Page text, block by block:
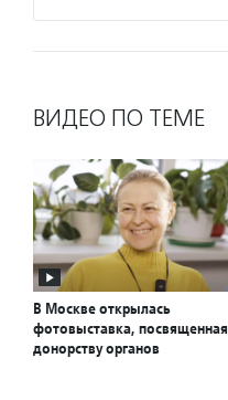
ВИДЕО ПО ТЕМЕ
В Москве открылась
фотовыставка, посвященная
донорству органов